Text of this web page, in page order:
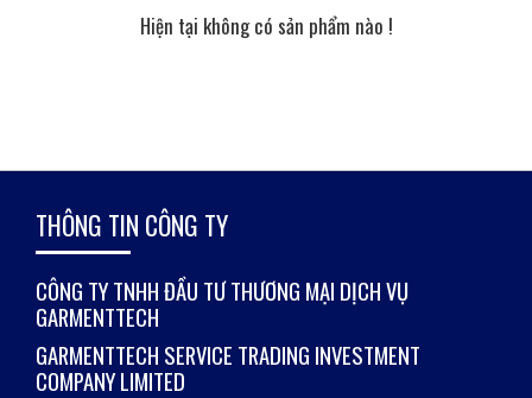
Hiện tại không có sản phẩm nào !
THÔNG TIN CÔNG TY
CÔNG TY TNHH ĐẦU TƯ THƯƠNG MẠI DỊCH VỤ
GARMENTTECH
GARMENTTECH SERVICE TRADING INVESTMENT
COMPANY LIMITED